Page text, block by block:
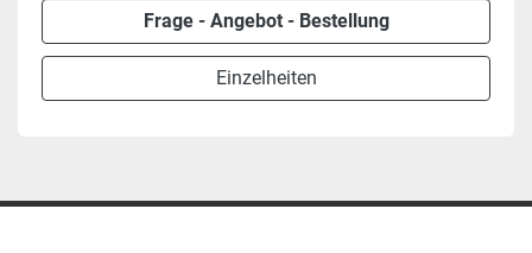
Frage - Angebot - Bestellung
Einzelheiten